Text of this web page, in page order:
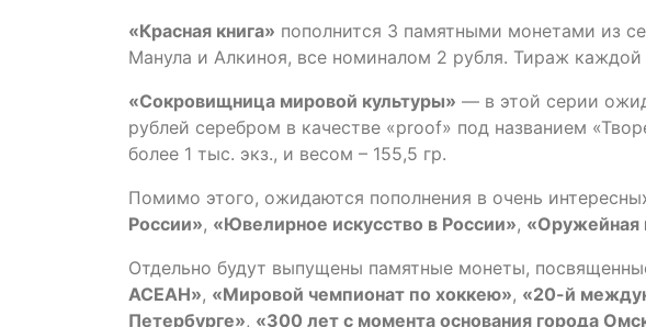
«Красная книга» пополнится 3 памятными монетами из
Манула и Алкиноя, все номиналом 2 рубля. Тираж каждой
«Сокровищница мировой культуры» — в этой серии
рублей серебром в качестве «proof» под названием
более 1 тыс. экз., и весом – 155,5 гр.
Помимо этого, ожидаются пополнения в очень
России», «Ювелирное искусство в России», «Оружейная
Отдельно будут выпущены памятные монеты,
АСЕАН», «Мировой чемпионат по хоккею», «20-й
Петербурге», «300 лет с момента основания города